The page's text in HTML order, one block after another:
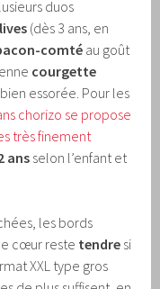
duos
(dès 3 ans, en
comtéau goût
courgette
essorée. Pour les
chorizo se propose
très finement
ans selon l’enfant et
les bords
cœur reste tendre si
XXL type gros